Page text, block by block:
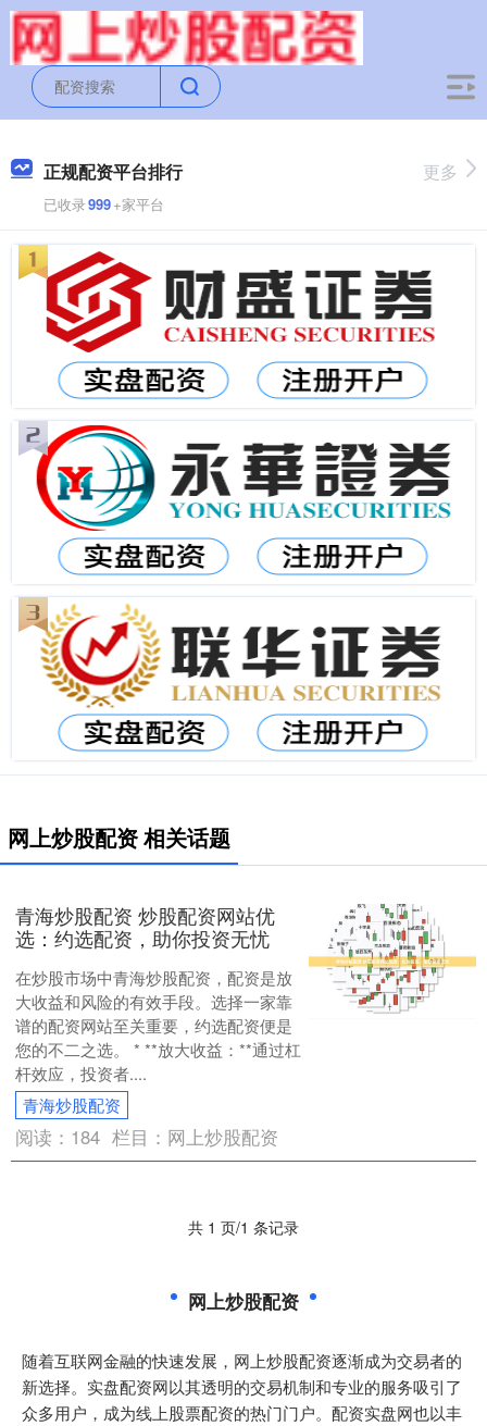
正规配资平台排行
已收录999+家平台
更多
网上炒股配资 相关话题
青海炒股配资 炒股配资网站优
选：约选配资，助你投资无忧
在炒股市场中青海炒股配资，配资是放
大收益和风险的有效手段。选择一家靠
谱的配资网站至关重要，约选配资便是
您的不二之选。 * **放大收益：**通过杠
杆效应，投资者....
青海炒股配资
阅读： 184 栏目： 网上炒股配资
共 1 页/1 条记录
网上炒股配资
随着互联网金融的快速发展，网上炒股配资逐渐成为交易者的
新选择。实盘配资网以其透明的交易机制和专业的服务吸引了
众多用户，成为线上股票配资的热门门户。配资实盘网也以丰